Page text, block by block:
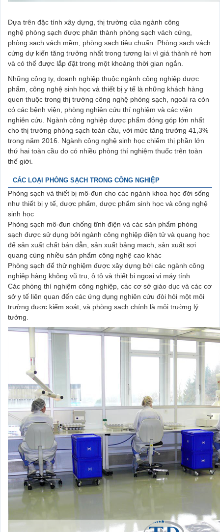
Dựa trên đặc tính xây dựng, thị trường của ngành công
nghệ phòng sạch được phân thành phòng sạch vách cứng,
phòng sạch vách mềm, phòng sạch tiêu chuẩn. Phòng sạch vách
cứng dự kiến tăng trưởng nhất trong tương lai vì giá thành rẻ hơn
và có thể được lắp đặt trong một khoảng thời gian ngắn.
Những công ty, doanh nghiệp thuộc ngành công nghiệp dược
phẩm, công nghệ sinh học và thiết bị y tế là những khách hàng
quen thuộc trong thị trường công nghệ phòng sạch, ngoài ra còn
có các bệnh viện, phòng nghiên cứu thí nghiệm và các viện
nghiên cứu. Ngành công nghiệp dược phẩm đóng góp lớn nhất
cho thị trường phòng sạch toàn cầu, với mức tăng trưởng 41,3%
trong năm 2016. Ngành công nghệ sinh học chiếm thị phần lớn
thứ hai toàn cầu do có nhiều phòng thí nghiệm thuốc trên toàn
thế giới.
CÁC LOẠI PHÒNG SẠCH TRONG CÔNG NGHIỆP
Phòng sạch và thiết bị mô-đun cho các ngành khoa học đời sống
như thiết bị y tế, dược phẩm, dược phẩm sinh học và công nghệ
sinh học
Phòng sạch mô-đun chống tĩnh điện và các sản phẩm phòng
sạch được sử dụng bởi ngành công nghiệp điện tử và quang học
để sản xuất chất bán dẫn, sản xuất bảng mạch, sản xuất sợi
quang cùng nhiều sản phẩm công nghệ cao khác
Phòng sạch để thử nghiệm được xây dựng bởi các ngành công
nghiệp hàng không vũ trụ, ô tô và thiết bị ngoại vi máy tính
Các phòng thí nghiệm công nghiệp, các cơ sở giáo dục và các cơ
sở y tế liên quan đến các ứng dụng nghiên cứu đòi hỏi một môi
trường được kiểm soát, và phòng sạch chính là môi trường lý
tưởng.